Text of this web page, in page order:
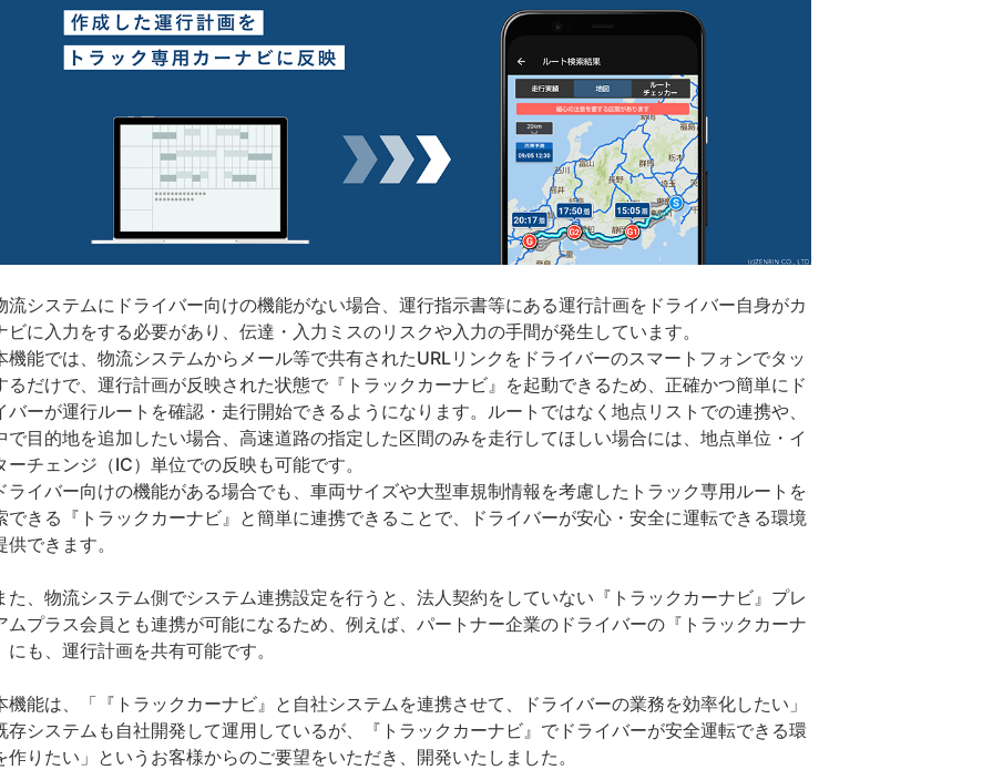
システムにドライバー向けの機能がない場合、運行指示書等にある運行計画をドライバー自身がカ
ビに入力をする必要があり、伝達・入力ミスのリスクや入力の手間が発生しています。
能では、物流システムからメール等で共有されたURLリンクをドライバーのスマートフォンでタッ
るだけで、運行計画が反映された状態で『トラックカーナビ』を起動できるため、正確かつ簡単にド
バーが運行ルートを確認・走行開始できるようになります。ルートではなく地点リストでの連携や、
で目的地を追加したい場合、高速道路の指定した区間のみを走行してほしい場合には、地点単位・イ
ーチェンジ（IC）単位での反映も可能です。
イバー向けの機能がある場合でも、車両サイズや大型車規制情報を考慮したトラック専用ルートを
できる『トラックカーナビ』と簡単に連携できることで、ドライバーが安心・安全に運転できる環境
供できます。
、物流システム側でシステム連携設定を行うと、法人契約をしていない『トラックカーナビ』プレ
ムプラス会員とも連携が可能になるため、例えば、パートナー企業のドライバーの『トラックカーナ
にも、運行計画を共有可能です。
能は、「『トラックカーナビ』と自社システムを連携させて、ドライバーの業務を効率化したい」
存システムも自社開発して運用しているが、『トラックカーナビ』でドライバーが安全運転できる環
作りたい」というお客様からのご要望をいただき、開発いたしました。